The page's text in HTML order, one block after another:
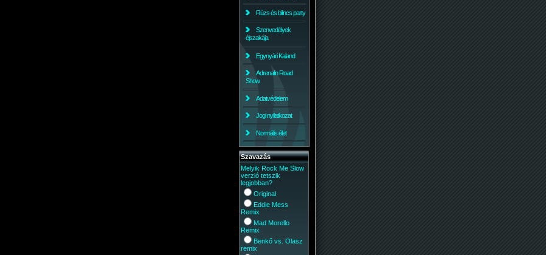
Rúzs és bilincs party
Szenvedélyek
éjszakája
Egynyári Kaland
Adrenalin Road
Show
Adatvédelem
Jogi nyilatkozat
Normális élet
Szavazás
Melyik Rock Me Slow
verzió tetszik
legjobban?
Original
Eddie Mess
Remix
Mad Morello
Remix
Benkő vs. Olasz
remix